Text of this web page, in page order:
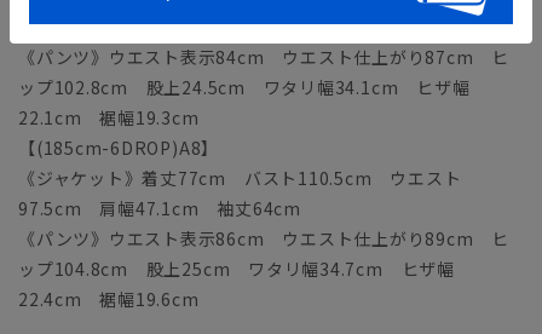
95.5cm 肩幅46.4cm 袖丈62.5cm
《パンツ》ウエスト表示84cm ウエスト仕上がり87cm ヒ
ップ102.8cm 股上24.5cm ワタリ幅34.1cm ヒザ幅
22.1cm 裾幅19.3cm
【(185cm-6DROP)A8】
《ジャケット》着丈77cm バスト110.5cm ウエスト
97.5cm 肩幅47.1cm 袖丈64cm
《パンツ》ウエスト表示86cm ウエスト仕上がり89cm ヒ
ップ104.8cm 股上25cm ワタリ幅34.7cm ヒザ幅
22.4cm 裾幅19.6cm